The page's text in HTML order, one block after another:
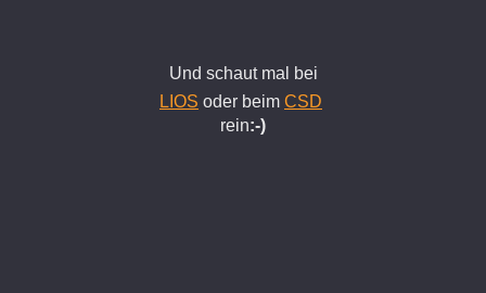
Und schaut mal bei
LIOS oder beim CSD
rein:-)